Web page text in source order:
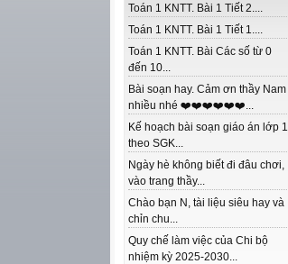
Toán 1 KNTT. Bài 1 Tiết 2....
Toán 1 KNTT. Bài 1 Tiết 1....
Toán 1 KNTT. Bài Các số từ 0
đến 10...
Bài soạn hay. Cảm ơn thầy Nam
nhiều nhé ❤️❤️❤️❤️❤️❤️...
Kế hoạch bài soạn giáo án lớp 1
theo SGK...
Ngày hè không biết đi đâu chơi,
vào trang thầy...
Chào bạn N, tài liệu siêu hay và
chỉn chu...
Quy chế làm việc của Chi bộ
nhiệm kỳ 2025-2030...